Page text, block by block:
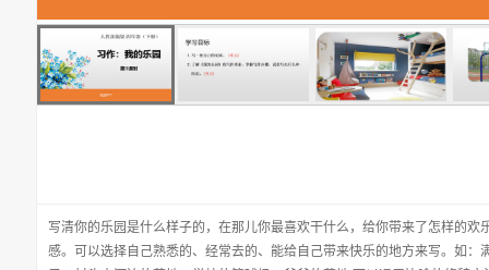
写清你的乐园是什么样子的，在那儿你最喜欢干什么，给你带来了怎样的
感。可以选择自己熟悉的、经常去的、能给自己带来快乐的地方来写。如：